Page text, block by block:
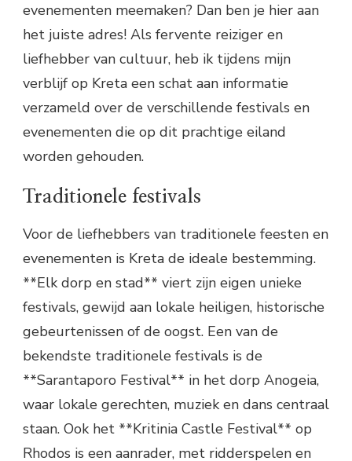
evenementen meemaken? Dan ben je hier aan
het juiste adres! Als fervente reiziger en
liefhebber van cultuur, heb ik tijdens mijn
verblijf op Kreta een schat aan informatie
verzameld over de verschillende festivals en
evenementen die op dit prachtige eiland
worden gehouden.
Traditionele festivals
Voor de liefhebbers van traditionele feesten en
evenementen is Kreta de ideale bestemming.
**Elk dorp en stad** viert zijn eigen unieke
festivals, gewijd aan lokale heiligen, historische
gebeurtenissen of de oogst. Een van de
bekendste traditionele festivals is de
**Sarantaporo Festival** in het dorp Anogeia,
waar lokale gerechten, muziek en dans centraal
staan. Ook het **Kritinia Castle Festival** op
Rhodos is een aanrader, met ridderspelen en